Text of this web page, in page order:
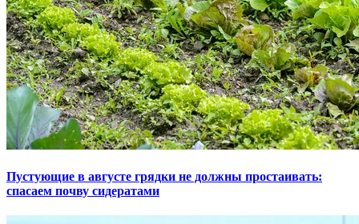
Пустующие в августе грядки не должны простаивать:
спасаем почву сидератами